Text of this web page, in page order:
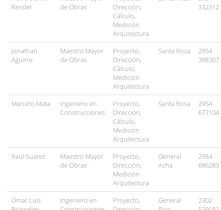
Ressler
de Obras
Dirección,
Cálculo,
Medición
Arquitectura
332312
Jonathan
Aguirre
Maestro Mayor
de Obras
Proyecto,
Dirección,
Cálculo,
Medición
Arquitectura
Santa Rosa
2954
398307
Marcelo Mata
Ingeniero en
Construcciones
Proyecto,
Dirección,
Cálculo,
Medición
Arquitectura
Santa Rosa
2954
677104
Raul Suarez
Maestro Mayor
de Obras
Proyecto,
Dirección,
Medición
Arquitectura
General
Acha
2954
686283
Omar Luis
Ingeniero en
Proyecto,
General
2302